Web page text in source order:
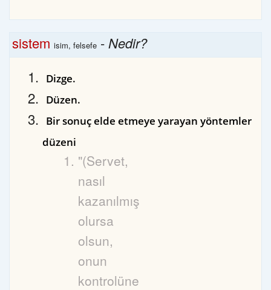
sistem isim, felsefe -Nedir?
Dizge.
Düzen.
Bir sonuç elde etmeye yarayan yöntemler
düzeni
"(Servet,
nasıl
kazanılmış
olursa
olsun,
onun
kontrolüne